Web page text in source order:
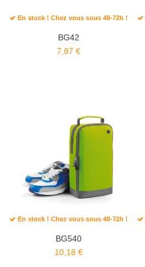
En stock ! Chez vous sous 48-72h !
BG42
7,87 €
En stock ! Chez vous sous 48-72h !
BG540
10,18 €